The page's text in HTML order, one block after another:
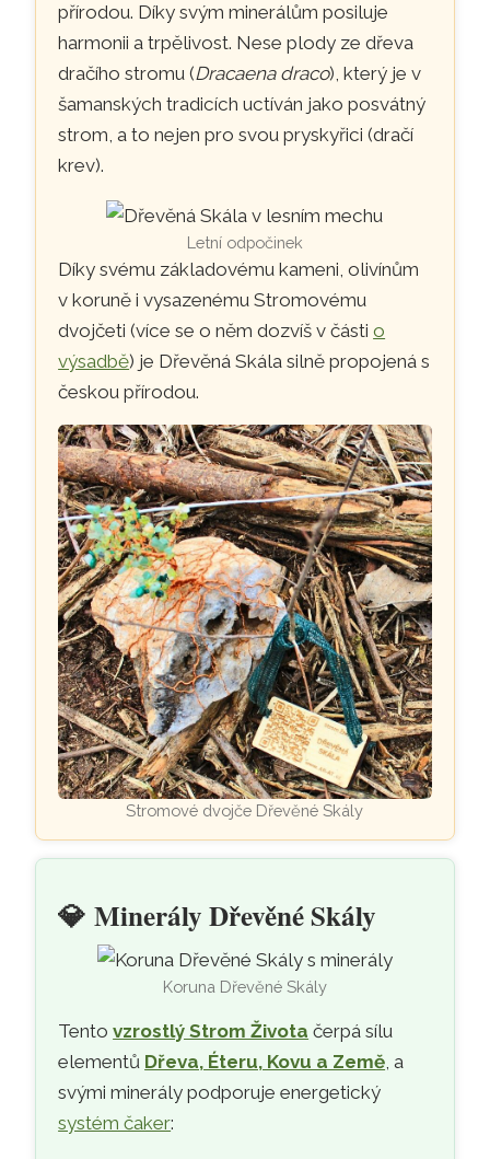
přírodou. Díky svým minerálům posiluje
harmonii a trpělivost. Nese plody ze dřeva
dračího stromu (Dracaena draco), který je v
šamanských tradicích uctíván jako posvátný
strom, a to nejen pro svou pryskyřici (dračí
krev).
Letní odpočinek
Díky svému základovému kameni, olivínům
v koruně i vysazenému Stromovému
dvojčeti (více se o něm dozvíš v částio
výsadbě) je Dřevěná Skála silně propojená s
českou přírodou.
Stromové dvojče Dřevěné Skály
💎Minerály Dřevěné Skály
Koruna Dřevěné Skály
Tentovzrostlý Strom Života čerpá sílu
elementů Dřeva, Éteru, Kovu a Země, a
svými minerály podporuje energetický
systém čaker: